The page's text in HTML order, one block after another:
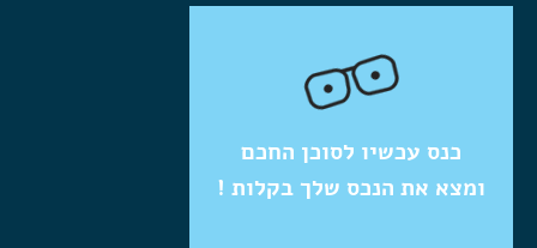
כנס עכשיו לסוכן החכם
ומצא את הנכס שלך בקלות !